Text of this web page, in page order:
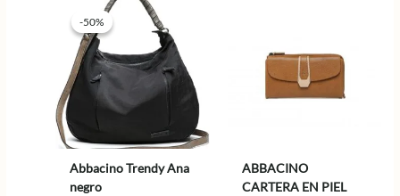
-50%
-50%
Abbacino Trendy Ana
negro
ABBACINO
CARTERA EN PIEL